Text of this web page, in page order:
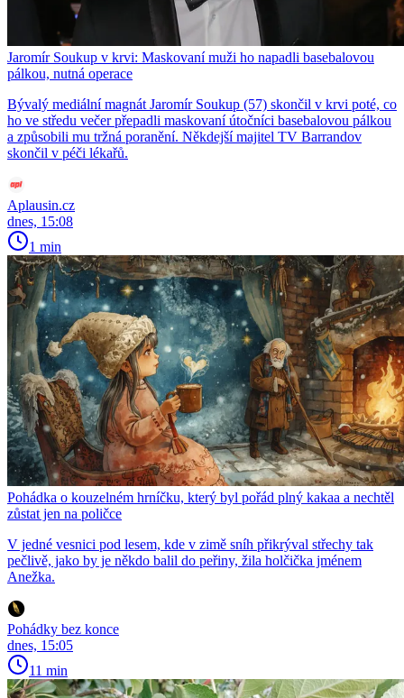
Jaromír Soukup v krvi: Maskovaní muži ho napadli basebalovou
pálkou, nutná operace
Bývalý mediální magnát Jaromír Soukup (57) skončil v krvi poté, co
ho ve středu večer přepadli maskovaní útočníci basebalovou pálkou
a způsobili mu tržná poranění. Někdejší majitel TV Barrandov
skončil v péči lékařů.
Aplausin.cz
dnes, 15:08
1 min
Pohádka o kouzelném hrníčku, který byl pořád plný kakaa a nechtěl
zůstat jen na poličce
V jedné vesnici pod lesem, kde v zimě sníh přikrýval střechy tak
pečlivě, jako by je někdo balil do peřiny, žila holčička jménem
Anežka.
Pohádky bez konce
dnes, 15:05
11 min